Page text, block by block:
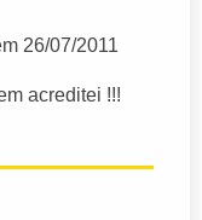
26/07/2011
acreditei !!!